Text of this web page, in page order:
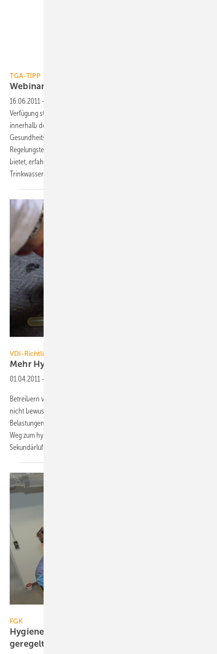
TGA-TIPP
Webinar: Hygiene in
16.06.2011 -
Verfügung stellt, ist nicht steril. Enthaltene Organismen können sich
innerhalb der Trinkwasser-Installation vermehren und ein
Gesundheitsrisiko darstellen. Welchen Beitrag die Pumpen- und
Regelungstechnik zu den Vorgaben des DVGW-Arbeitsblatts W 551
bietet, erfahren Sie im kostenlosen Gentner-Webinar “Hygiene in
Trinkwasseranlagen“.
VDI-Richtlinie 6022
Mehr Hygiene in der
01.04.2011 -
Betreibern von raumlufttechnischen Anlagen (RLT-Anlagen) ist häufig
nicht bewusst, dass nicht gewartete RLT-Anlagen mikrobiologische
Belastungen bereithalten können. Die VDI-Richtlinie 6022 weist den
Weg zum hygienisch einwandfreien Betrieb – auch für RLT-Geräte im
Sekundärluftbetrieb.
FGK
Hygiene in Wohnungslüftungsanlagen neu
geregelt